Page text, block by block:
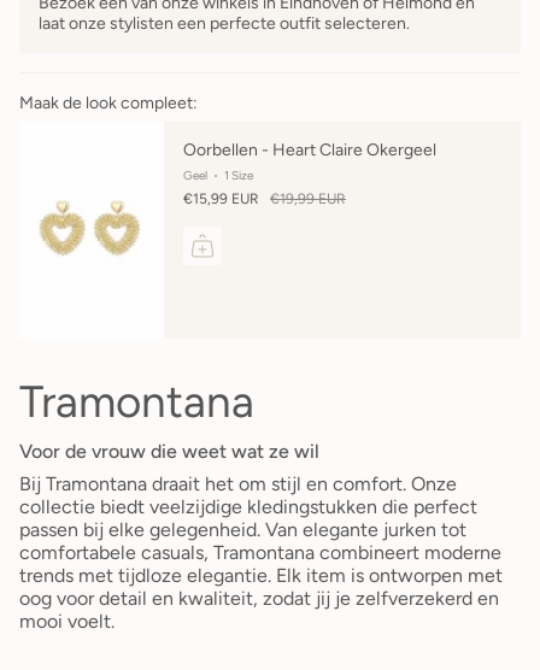
laat onze stylisten een perfecte outfit selecteren.
Maak de look compleet:
Oorbellen - Heart Claire Okergeel
Geel 1 Size
€15,99 EUR €19,99 EUR
Tramontana
Voor de vrouw die weet wat ze wil
Bij Tramontana draait het om stijl en comfort. Onze
collectie biedt veelzijdige kledingstukken die perfect
passen bij elke gelegenheid. Van elegante jurken tot
comfortabele casuals, Tramontana combineert moderne
trends met tijdloze elegantie. Elk item is ontworpen met
oog voor detail en kwaliteit, zodat jij je zelfverzekerd en
mooi voelt.